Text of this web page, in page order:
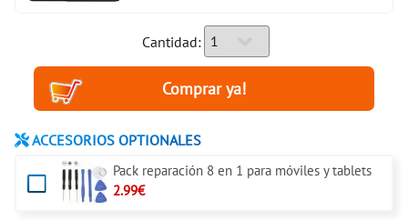
Cantidad:
ACCESORIOS OPTIONALES
Pack reparación 8 en 1 para móviles y tablets
2.99€